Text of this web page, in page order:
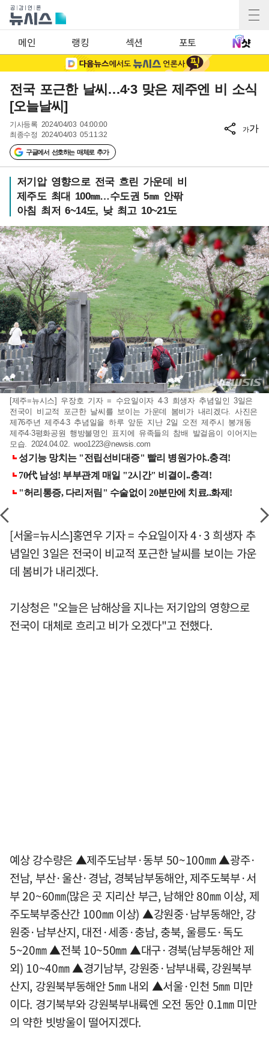
메인 랭킹 섹션 포토
전국 포근한 날씨…4·3 맞은 제주엔 비 소식
[오늘날씨]
기사등록 2024/04/03 04:00:00
최종수정 2024/04/03 05:11:32
구글에서 선호하는 매체로 추가
가가
저기압 영향으로 전국 흐린 가운데 비
제주도 최대 100㎜…수도권 5㎜ 안팎
아침 최저 6~14도, 낮 최고 10~21도
[제주=뉴시스] 우장호 기자 = 수요일이자 4·3 희생자 추념일인 3일은
전국이 비교적 포근한 날씨를 보이는 가운데 봄비가 내리겠다. 사진은
제76주년 제주4·3 추념일을 하루 앞둔 지난 2일 오전 제주시 봉개동
제주4·3평화공원 행방불명인 표지에 유족들의 참배 발걸음이 이어지는
모습. 2024.04.02.woo1223@newsis.com
[서울=뉴시스]홍연우 기자 = 수요일이자 4·3 희생자 추
념일인 3일은 전국이 비교적 포근한 날씨를 보이는 가운
데 봄비가 내리겠다.
기상청은 "오늘은 남해상을 지나는 저기압의 영향으로
전국이 대체로 흐리고 비가 오겠다"고 전했다.
예상 강수량은 ▲제주도남부·동부 50~100㎜ ▲광주·
전남, 부산·울산·경남, 경북남부동해안, 제주도북부·서
부 20~60㎜(많은 곳 지리산 부근, 남해안 80㎜ 이상, 제
주도북부중산간 100㎜ 이상) ▲강원중·남부동해안, 강
원중·남부산지, 대전·세종·충남, 충북, 울릉도·독도
5~20㎜ ▲전북 10~50㎜ ▲대구·경북(남부동해안 제
외) 10~40㎜ ▲경기남부, 강원중·남부내륙, 강원북부
산지, 강원북부동해안 5㎜ 내외 ▲서울·인천 5㎜ 미만
이다. 경기북부와 강원북부내륙엔 오전 동안 0.1㎜ 미만
의 약한 빗방울이 떨어지겠다.